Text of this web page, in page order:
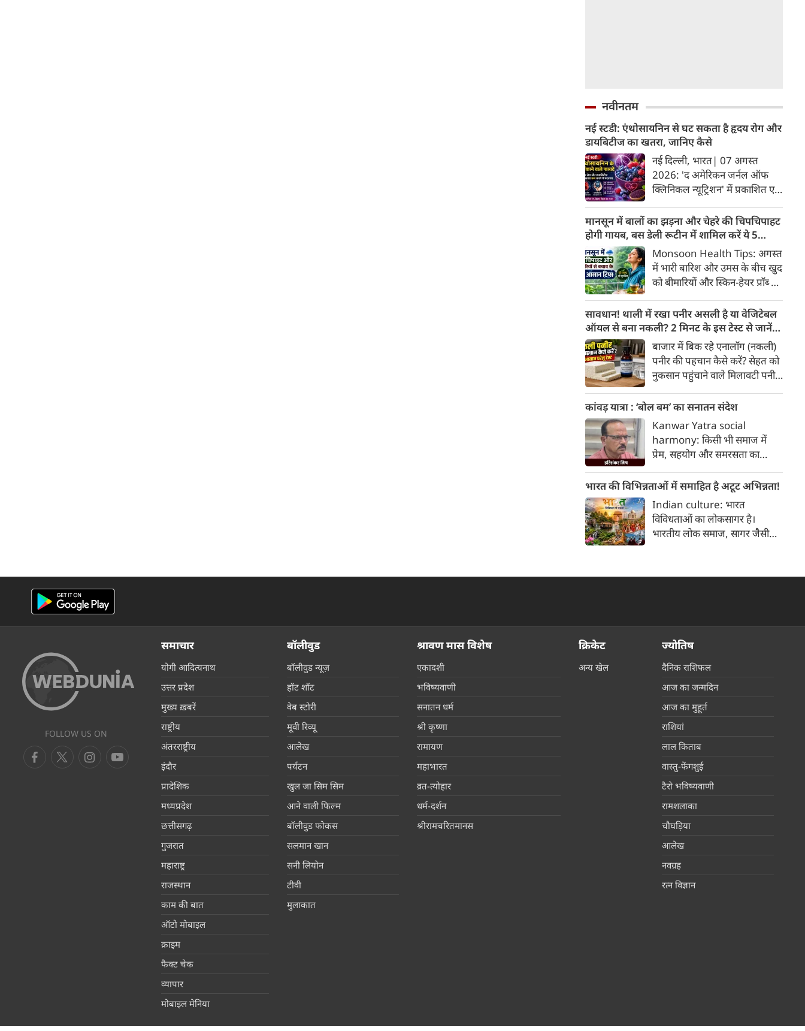
नवीनतम
नई स्टडी: एंथोसायनिन से घट सकता है हृदय रोग और
डायबिटीज का खतरा, जानिए कैसे
नई दिल्ली, भारत| 07 अगस्त
2026: 'द अमेरिकन जर्नल ऑफ
क्लिनिकल न्यूट्रिशन' में प्रकाशित एक
अनुसार, लाल, नीले और बैंगनी रंग के
खाद्य पदार्थों में पाए जाने वाले
प्राकृतिक बायोएक्टिव तत्व
'एंथोसायनिन' का अधिक सेवन स्वस्थ
व्यक्तियों में हृदय और मेटाबॉलिक
स्वास्थ्य को बेहतर बनाने में मददगार
साबित हो सकता है।
मानसून में बालों का झड़ना और चेहरे की चिपचिपाहट
होगी गायब, बस डेली रूटीन में शामिल करें ये 5
लाइफस्टाइल टिप्सMonsoon Health Tips: अगस्त
में भारी बारिश और उमस के बीच खुद
को बीमारियों और स्किन-हेयर प्रॉब्लम
बताएं 5 बेस्ट मानसून लाइफस्टाइल
हैक्स।
सावधान! थाली में रखा पनीर असली है या वेजिटेबल
ऑयल से बना नकली? 2 मिनट के इस टेस्ट से जानें
सच्चाई
बाजार में बिक रहे एनालॉग (नकली)
पनीर की पहचान कैसे करें? सेहत को
नुकसान पहुंचाने वाले मिलावटी पनीर
यहां जानें।
कांवड़ यात्रा : ‘बोल बम’ का सनातन संदेश
Kanwar Yatra social
harmony: किसी भी समाज में
प्रेम, सहयोग और समरसता का
जब व्यक्ति अपने अहंकार का त्याग
कर भक्ति का पथ अपनाता है। कांवड़
यात्रा इसी सत्य का सजीव प्रतीक है।
मनुष्य को मनुष्य से जोड़ने वाली
सांस्कृतिक चेतना की यह एक विराट
भारत की विभिन्नताओं में समाहित है अटूट अभिन्नता!
Indian culture: भारत
विविधताओं का लोकसागर है।
भारतीय लोक समाज, सागर जैसी
जीता-जागता संग्रहालय हैं। हमारा
FOLLOW US ON
समाचार
योगी आदित्यनाथ
उत्तर प्रदेश
मुख्य ख़बरें
राष्ट्रीय
अंतरराष्ट्रीय
इंदौर
प्रादेशिक
मध्यप्रदेश
छत्तीसगढ़
गुजरात
महाराष्ट्र
राजस्थान
काम की बात
ऑटो मोबाइल
क्राइम
फैक्ट चेक
व्यापार
मोबाइल मेनिया
बॉलीवुड
बॉलीवुड न्यूज़
हॉट शॉट
वेब स्टोरी
मूवी रिव्यू
आलेख
पर्यटन
खुल जा सिम सिम
आने वाली फिल्म
बॉलीवुड फोकस
सलमान खान
सनी लियोन
टीवी
मुलाकात
श्रावण मास विशेष
एकादशी
भविष्यवाणी
सनातन धर्म
श्री कृष्णा
रामायण
महाभारत
व्रत-त्योहार
धर्म-दर्शन
श्रीरामचरितमानस
क्रिकेट
अन्य खेल
ज्योतिष
दैनिक राशिफल
आज का जन्मदिन
आज का मुहूर्त
राशियां
लाल किताब
वास्तु-फेंगशुई
टैरो भविष्यवाणी
रामशलाका
चौघड़िया
आलेख
नवग्रह
रत्न विज्ञान